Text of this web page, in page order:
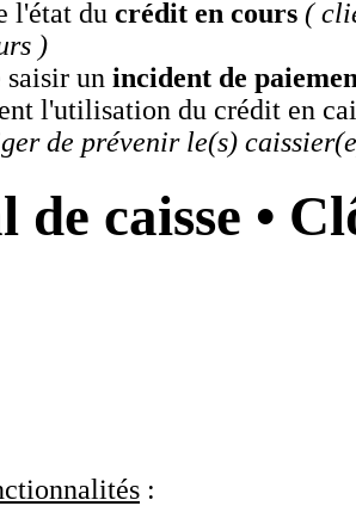
l'état du crédit en cours (
)
saisir un incident de
l'utilisation du crédit en
de prévenir le(s)
de caisse •
: